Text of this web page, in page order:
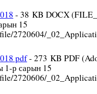
- 38 KB DOCX
15
2720604/
pdf- 273 KB PDF
1-р сарын 15
2720606/